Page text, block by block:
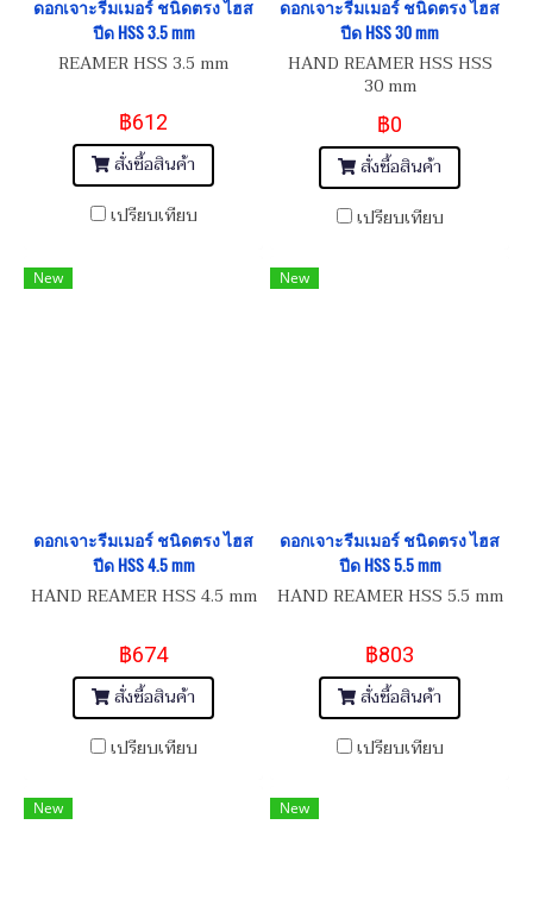
ดอกเจาะรีมเมอร์ ชนิดตรง ไฮส
ปีด HSS 3.5 mm
REAMER HSS 3.5 mm
฿612
สั่งซื้อสินค้า
เปรียบเทียบ
ดอกเจาะรีมเมอร์ ชนิดตรง ไฮส
ปีด HSS 30 mm
HAND REAMER HSS HSS
30 mm
฿0
สั่งซื้อสินค้า
เปรียบเทียบ
New
ดอกเจาะรีมเมอร์ ชนิดตรง ไฮส
ปีด HSS 4.5 mm
HAND REAMER HSS 4.5 mm
฿674
สั่งซื้อสินค้า
เปรียบเทียบ
New
ดอกเจาะรีมเมอร์ ชนิดตรง ไฮส
ปีด HSS 5.5 mm
HAND REAMER HSS 5.5 mm
฿803
สั่งซื้อสินค้า
เปรียบเทียบ
New New